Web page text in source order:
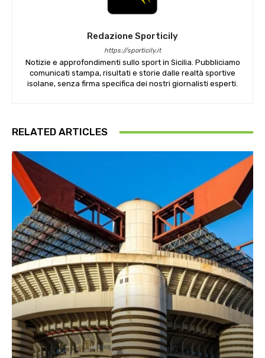
Redazione Sporticily
https://sporticily.it
Notizie e approfondimenti sullo sport in Sicilia. Pubbliciamo
comunicati stampa, risultati e storie dalle realtà sportive
isolane, senza firma specifica dei nostri giornalisti esperti.
RELATED ARTICLES